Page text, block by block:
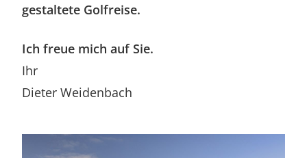
gestaltete Golfreise.
Ich freue mich auf Sie.
Ihr
Dieter Weidenbach